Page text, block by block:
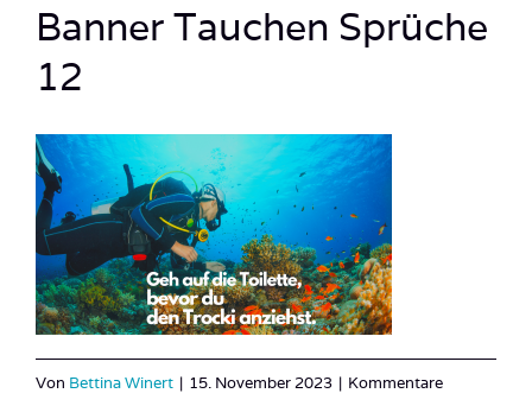
Banner Tauchen Sprüche
12
Von Bettina Winert | 15. November 2023 | Kommentare